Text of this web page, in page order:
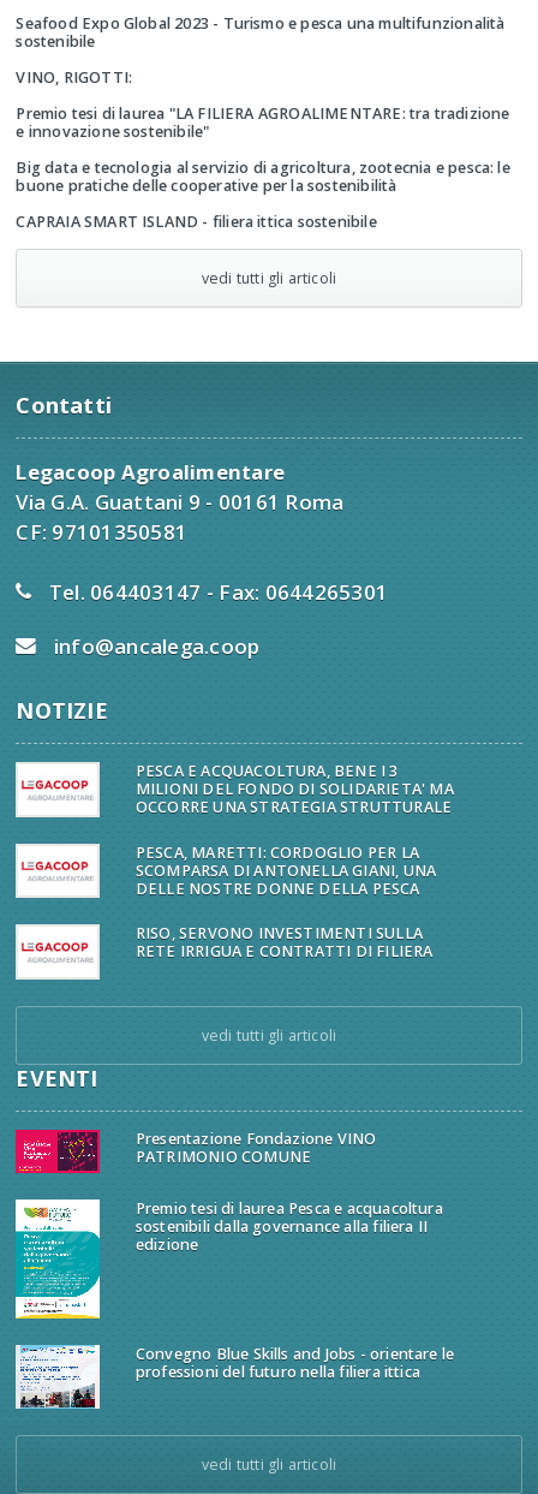
Seafood Expo Global 2023 - Turismo e pesca una multifunzionalità
sostenibile
VINO, RIGOTTI:
Premio tesi di laurea "LA FILIERA AGROALIMENTARE: tra tradizione
e innovazione sostenibile"
Big data e tecnologia al servizio di agricoltura, zootecnia e pesca: le
buone pratiche delle cooperative per la sostenibilità
CAPRAIA SMART ISLAND - filiera ittica sostenibile
vedi tutti gli articoli
Contatti
Legacoop Agroalimentare
Via G.A. Guattani 9 - 00161 Roma
CF: 97101350581
Tel. 064403147 - Fax: 0644265301
info@ancalega.coop
NOTIZIE
PESCA E ACQUACOLTURA, BENE I 3
MILIONI DEL FONDO DI SOLIDARIETA' MA
OCCORRE UNA STRATEGIA STRUTTURALE
PESCA, MARETTI: CORDOGLIO PER LA
SCOMPARSA DI ANTONELLA GIANI, UNA
DELLE NOSTRE DONNE DELLA PESCA
RISO, SERVONO INVESTIMENTI SULLA
RETE IRRIGUA E CONTRATTI DI FILIERA
vedi tutti gli articoli
EVENTI
Presentazione Fondazione VINO
PATRIMONIO COMUNE
Premio tesi di laurea Pesca e acquacoltura
sostenibili dalla governance alla filiera II
edizione
Convegno Blue Skills and Jobs - orientare le
professioni del futuro nella filiera ittica
vedi tutti gli articoli